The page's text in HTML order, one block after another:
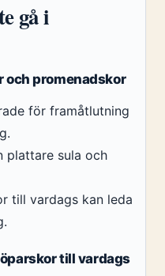
gå i
och promenadskor
för framåtlutning
plattare sula och
till vardags kan leda
till vardags